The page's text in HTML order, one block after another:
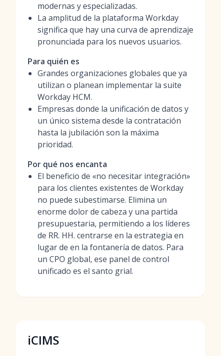
modernas y especializadas.
La amplitud de la plataforma Workday
significa que hay una curva de aprendizaje
pronunciada para los nuevos usuarios.
Para quién es
Grandes organizaciones globales que ya
utilizan o planean implementar la suite
Workday HCM.
Empresas donde la unificación de datos y
un único sistema desde la contratación
hasta la jubilación son la máxima
prioridad.
Por qué nos encanta
El beneficio de «no necesitar integración»
para los clientes existentes de Workday
no puede subestimarse. Elimina un
enorme dolor de cabeza y una partida
presupuestaria, permitiendo a los líderes
de RR. HH. centrarse en la estrategia en
lugar de en la fontanería de datos. Para
un CPO global, ese panel de control
unificado es el santo grial.
iCIMS